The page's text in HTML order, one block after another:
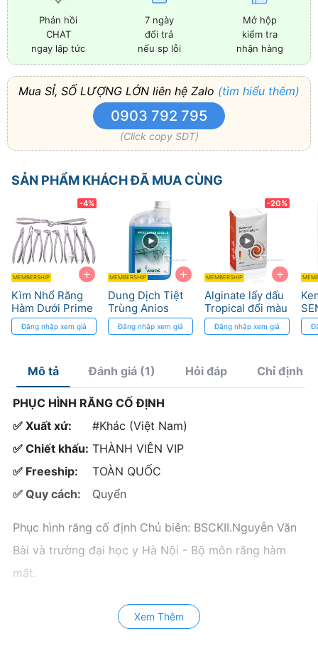
Phản hồi
CHAT
ngay lập tức
7 ngày
đổi trả
nếu sp lỗi
Mở hộp
kiểm tra
nhận hàng
Mua SỈ, SỐ LƯỢNG LỚN liên hệ Zalo (tìm hiểu thêm)
0903 792 795
(Click copy SDT)
SẢN PHẨM KHÁCH ĐÃ MUA CÙNG
+
-4%
MEMBERSHIP
Kìm Nhổ Răng
Hàm Dưới Prime
– Tối ưu thao tác,
bền bỉ trong
Đăng nhập xem giá
+
MEMBERSHIP
Dung Dịch Tiệt
Trùng Anios
Clean Excel D -
Không ăn mòn,
Đăng nhập xem giá
+
-20%
MEMBERSHIP
Alginate lấy dấu
Tropical đổi màu
- Chất lượng cao
Đăng nhập xem giá
Mô tả Đánh giá (1) Hỏi đáp Chỉ định
PHỤC HÌNH RĂNG CỐ ĐỊNH
✅ Xuất xứ:
#Khác (Việt Nam)
✅ Chiết khấu: THÀNH VIÊN VIP
✅ Freeship:
TOÀN QUỐC
✅ Quy cách:
Quyển
Phục hình răng cố định Chủ biên: BSCKII.Nguyễn Văn
Bài và trường đại học y Hà Nội - Bộ môn răng hàm
mặt.
Nhà Xuất Bản Giáo Dục Việt Nam
Xem Thêm